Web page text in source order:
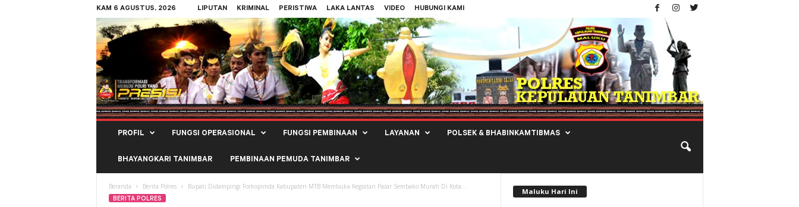
KAM 6 AGUSTUS, 2026 LIPUTAN KRIMINAL PERISTIWA LAKA LANTAS VIDEO HUBUNGI KAMI
Polres
Kepulauan
PROFIL FUNGSI OPERASIONAL FUNGSI PEMBINAAN LAYANAN POLSEK & BHABINKAMTIBMAS
BHAYANGKARI TANIMBAR PEMBINAAN PEMUDA TANIMBAR
Beranda Berita Polres Bupati Didampingi Forkopimda Kabupaten MTB Membuka Kegiatan Pasar Sembako Murah Di Kota...
BERITA POLRES
Maluku Hari Ini